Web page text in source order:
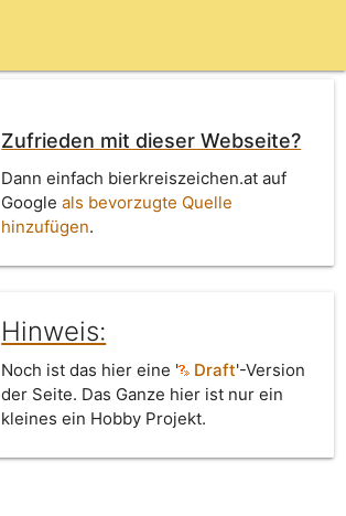
Zufrieden mit dieser Webseite?
Dann einfach bierkreiszeichen.at auf
Googleals bevorzugte Quelle
hinzufügen.
Hinweis:
Noch ist das hier eine ' Draft'-Version
der Seite. Das Ganze hier ist nur ein
kleines ein Hobby Projekt.